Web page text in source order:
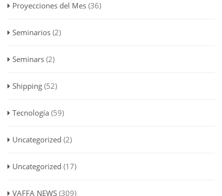
Proyecciones del Mes (36)
Seminarios (2)
Seminars (2)
Shipping (52)
Tecnología (59)
Uncategorized (2)
Uncategorized (17)
VAFFA NEWS (309)